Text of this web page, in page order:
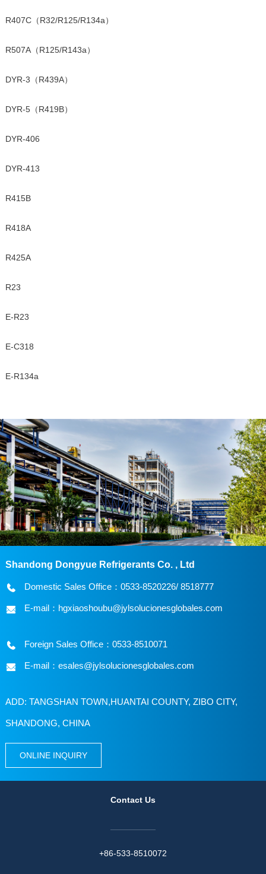
R407C（R32/R125/R134a）
R507A（R125/R143a）
DYR-3（R439A）
DYR-5（R419B）
DYR-406
DYR-413
R415B
R418A
R425A
R23
E-R23
E-C318
E-R134a
Shandong Dongyue Refrigerants Co. , Ltd
Domestic Sales Office：0533-8520226/ 8518777
E-mail：hgxiaoshoubu@jylsolucionesglobales.com
Foreign Sales Office：0533-8510071
E-mail：esales@jylsolucionesglobales.com
ADD: TANGSHAN TOWN,HUANTAI COUNTY, ZIBO CITY,
SHANDONG, CHINA
ONLINE INQUIRY
Contact Us
+86-533-8510072